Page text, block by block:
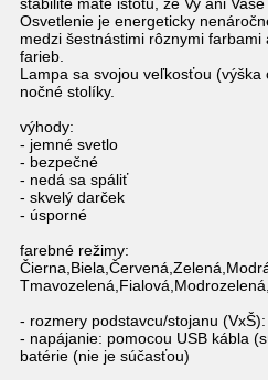
stabilite máte istotu, že Vy ani
Osvetlenie je energeticky
medzi šestnástimi rôznymi farbami
farieb.
Lampa sa svojou veľkosťou
nočné stolíky.
výhody:
- jemné svetlo
- bezpečné
- nedá sa spáliť
- skvelý darček
- úsporné
farebné režimy:
- rozmery podstavcu/stojanu
- napájanie: pomocou USB kábla
batérie (nie je súčasťou)